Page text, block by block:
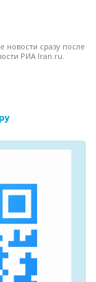
сразу после
РИА Iran.ru.